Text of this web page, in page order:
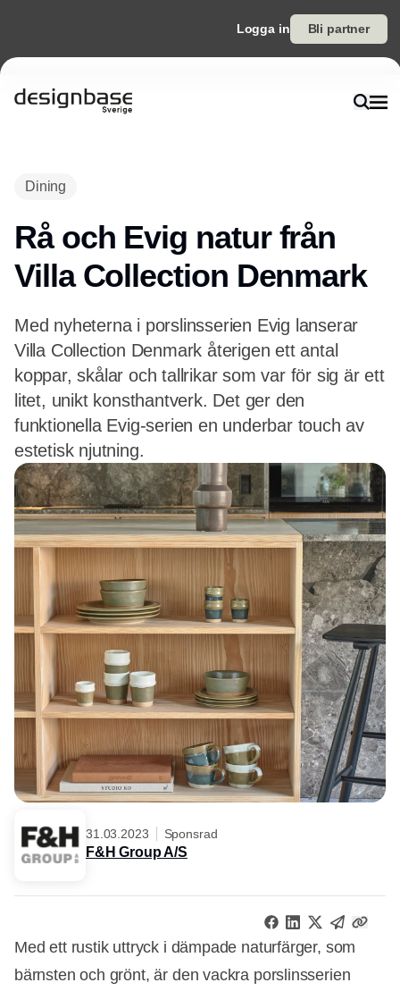
Logga in Bli partner
Dining
Rå och Evig natur från
Villa Collection Denmark
Med nyheterna i porslinsserien Evig lanserar
Villa Collection Denmark återigen ett antal
koppar, skålar och tallrikar som var för sig är ett
litet, unikt konsthantverk. Det ger den
funktionella Evig-serien en underbar touch av
estetisk njutning.
31.03.2023 Sponsrad
F&H Group A/S
Med ett rustik uttryck i dämpade naturfärger, som
bärnsten och grönt, är den vackra porslinsserien